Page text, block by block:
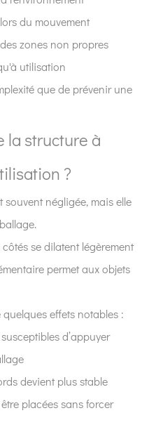
du mouvement
zones non propres
utilisation
que de prévenir une
la structure à
?
négligée, mais elle
se dilatent légèrement
permet aux objets
effets notables :
d’appuyer
devient plus stable
placées sans forcer